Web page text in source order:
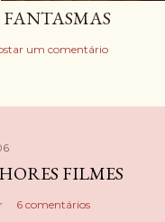
um comentário
FILMES
6 comentários